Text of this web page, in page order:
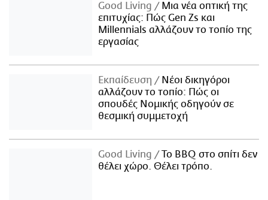
Good Living
Μια νέα οπτική της
επιτυχίας: Πώς Gen Zs και
Millennials αλλάζουν το τοπίο της
εργασίας
Εκπαίδευση
Νέοι δικηγόροι
αλλάζουν το τοπίο: Πώς οι
σπουδές Νομικής οδηγούν σε
θεσμική συμμετοχή
Good Living
Το BBQ στο σπίτι δεν
θέλει χώρο. Θέλει τρόπο.